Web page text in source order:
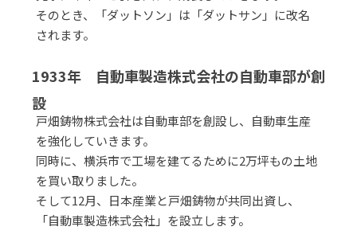
そのとき、「ダットソン」は「ダットサン」に改名
されます。
1933年 自動車製造株式会社の自動車部が創
設
戸畑鋳物株式会社は自動車部を創設し、自動車生産
を強化していきます。
同時に、横浜市で工場を建てるために2万坪もの土地
を買い取りました。
そして12月、日本産業と戸畑鋳物が共同出資し、
「自動車製造株式会社」を設立します。